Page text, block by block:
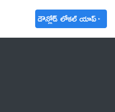
డౌన్లోడ్ లోకల్ యాప్